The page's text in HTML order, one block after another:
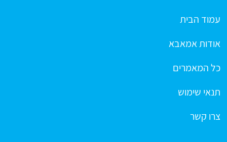
עמוד הבית
אודות אמאבא
כל המאמרים
תנאי שימוש
צרו קשר